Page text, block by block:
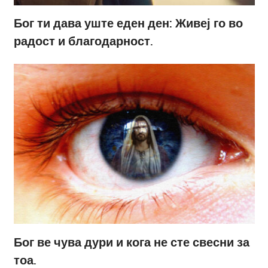
Бог ти дава уште еден ден: Живеј го во
радост и благодарност.
Бог ве чува дури и кога не сте свесни за
тоа.